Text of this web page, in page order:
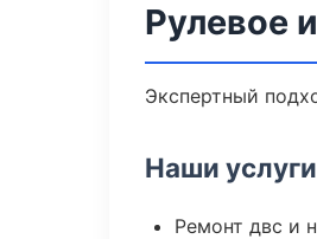
Рулевое
Экспертный
Наши услуги
Ремонт двс и